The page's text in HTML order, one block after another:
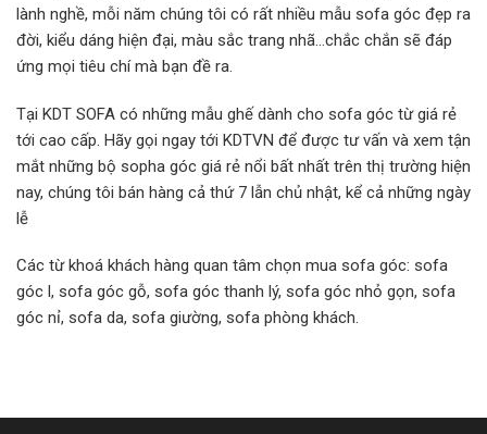
lành nghề, mỗi năm chúng tôi có rất nhiều mẫu sofa góc đẹp ra
đời, kiểu dáng hiện đại, màu sắc trang nhã…chắc chắn sẽ đáp
ứng mọi tiêu chí mà bạn đề ra.
Tại KDT SOFA có những mẫu ghế dành cho sofa góc từ giá rẻ
tới cao cấp. Hãy gọi ngay tới KDTVN để được tư vấn và xem tận
mắt những bộ sopha góc giá rẻ nổi bất nhất trên thị trường hiện
nay, chúng tôi bán hàng cả thứ 7 lẫn chủ nhật, kể cả những ngày
lễ
Các từ khoá khách hàng quan tâm chọn mua sofa góc: sofa
góc l, sofa góc gỗ, sofa góc thanh lý, sofa góc nhỏ gọn, sofa
góc nỉ, sofa da, sofa giường, sofa phòng khách.